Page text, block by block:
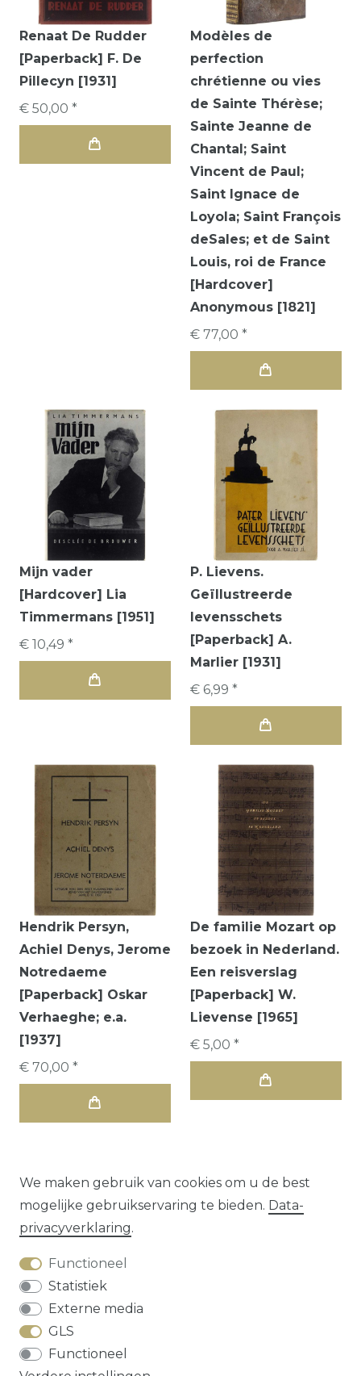
Renaat De Rudder
[Paperback] F. De
Pillecyn [1931]
€ 50,00 *
Modèles de
perfection
chrétienne ou vies
de Sainte Thérèse;
Sainte Jeanne de
Chantal; Saint
Vincent de Paul;
Saint Ignace de
Loyola; Saint François
deSales; et de Saint
Louis, roi de France
[Hardcover]
Anonymous [1821]
€ 77,00 *
Mijn vader
[Hardcover] Lia
Timmermans [1951]
€ 10,49 *
P. Lievens.
Geïllustreerde
levensschets
[Paperback] A.
Marlier [1931]
€ 6,99 *
Hendrik Persyn,
Achiel Denys, Jerome
Notredaeme
[Paperback] Oskar
Verhaeghe; e.a.
[1937]
€ 70,00 *
De familie Mozart op
bezoek in Nederland.
Een reisverslag
[Paperback] W.
Lievense [1965]
€ 5,00 *
2 3 4
We maken gebruik van cookies om u de best
mogelijke gebruikservaring te bieden. Data­
privacy­verklaring.
Functioneel
Statistiek
Externe media
GLS
Functioneel